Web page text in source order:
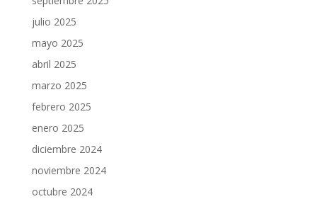
julio 2025
mayo 2025
abril 2025
marzo 2025
febrero 2025
enero 2025
diciembre 2024
noviembre 2024
octubre 2024